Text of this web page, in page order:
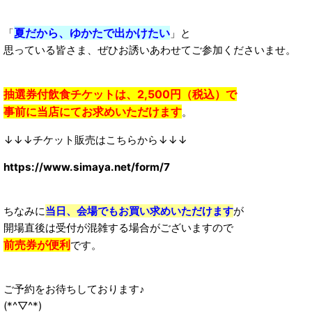
「夏だから、ゆかたで出かけたい 」と
思っている皆さま、ぜひお誘いあわせてご参加くださいませ。
抽選券付飲食チケットは、2,500円（税込）で
事前に当店にてお求めいただけます。
↓↓↓チケット販売はこちらから↓↓↓
https://www.simaya.net/form/7
ちなみに当日、会場でもお買い求めいただけますが
開場直後は受付が混雑する場合がございますので
前売券が便利です。
ご予約をお待ちしております♪
(*^▽^*)